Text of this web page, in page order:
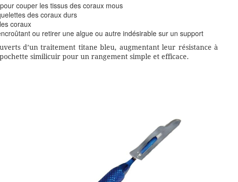
couper les tissus des coraux mous
des coraux durs
coraux
ou retirer une algue ou autre indésirable sur un support
d’un traitement titane bleu, augmentant leur résistance à
similicuir pour un rangement simple et efficace.